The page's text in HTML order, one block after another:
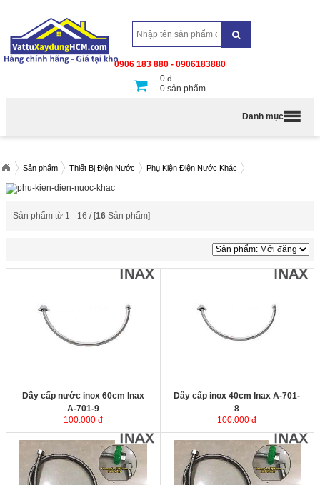
0906 183 880 - 0906183880
0 đ
0 sản phẩm
Danh mục
Sản phẩm Thiết Bị Điện Nước Phụ Kiện Điện Nước Khác
Sản phẩm từ 1 - 16 / [16 Sản phẩm]
Dây cấp nước inox 60cm Inax
A-701-9
100.000 đ
Dây cấp inox 40cm Inax A-701-
8
100.000 đ
Dây cấp nước inox dài 1m được
thiết kế 2 đầu răng trong phi 21
dùng cấp nước cho các loại bồn
Dây cấp nước bình nóng lạnh inox
304 80cm được thiết kế 2 đầu răng
trong phi 21 dùng cấp nước cho